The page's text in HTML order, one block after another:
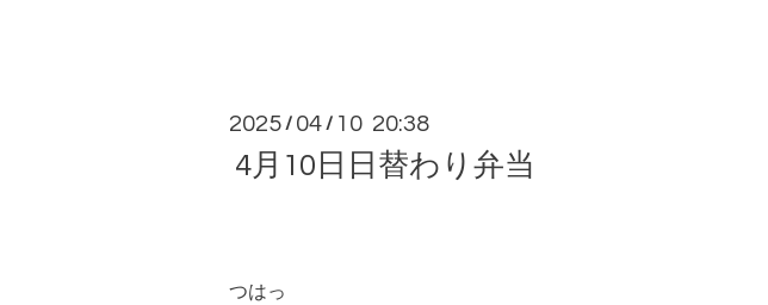
2025 / 04 / 10 20:38
4月10日日替わり弁当
つはっ